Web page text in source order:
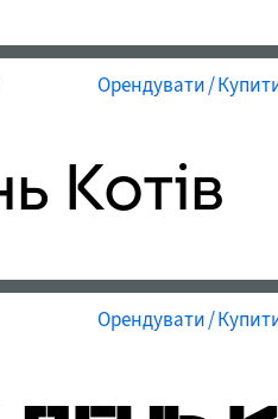
Орендувати /
Орендувати /